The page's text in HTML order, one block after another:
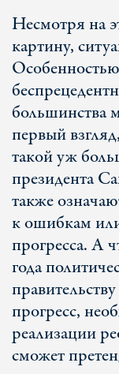
Несмотря на
картину,
большинства
первый
такой уж
президента
также
к ошибкам
прогресса. А
года
прогресс,
реализации
сможет